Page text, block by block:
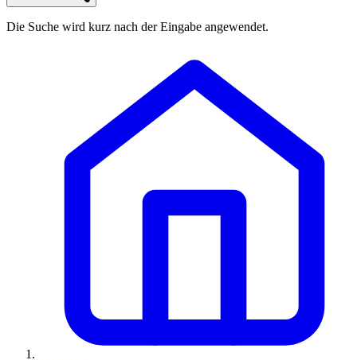
Die Suche wird kurz nach der Eingabe angewendet.